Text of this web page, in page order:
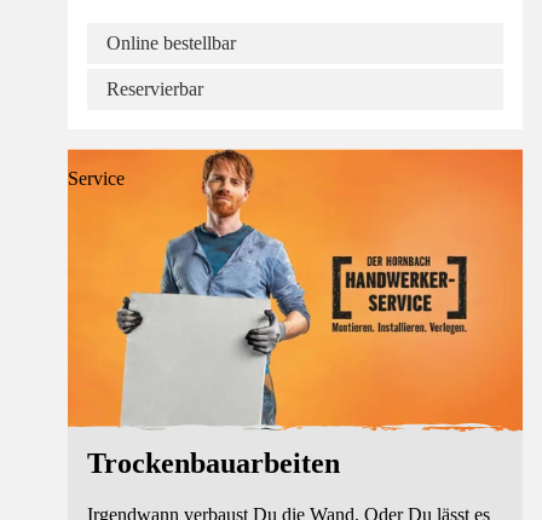
Online bestellbar
Reservierbar
Service
Trockenbauarbeiten
Irgendwann verbaust Du die Wand. Oder Du lässt es